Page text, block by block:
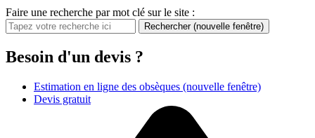
Faire une recherche par mot clé sur le site :
Rechercher (nouvelle fenêtre)
Besoin d'un devis ?
Estimation en ligne des obsèques (nouvelle fenêtre)
Devis gratuit